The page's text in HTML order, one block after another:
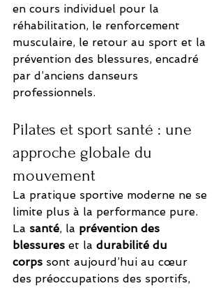
en cours individuel pour la
réhabilitation, le renforcement
musculaire, le retour au sport et la
prévention des blessures, encadré
par d’anciens danseurs
professionnels.
Pilates et sport santé : une
approche globale du
mouvement
La pratique sportive moderne ne se
limite plus à la performance pure.
La santé, la prévention des
blessures et la durabilité du
corps sont aujourd’hui au cœur
des préoccupations des sportifs,